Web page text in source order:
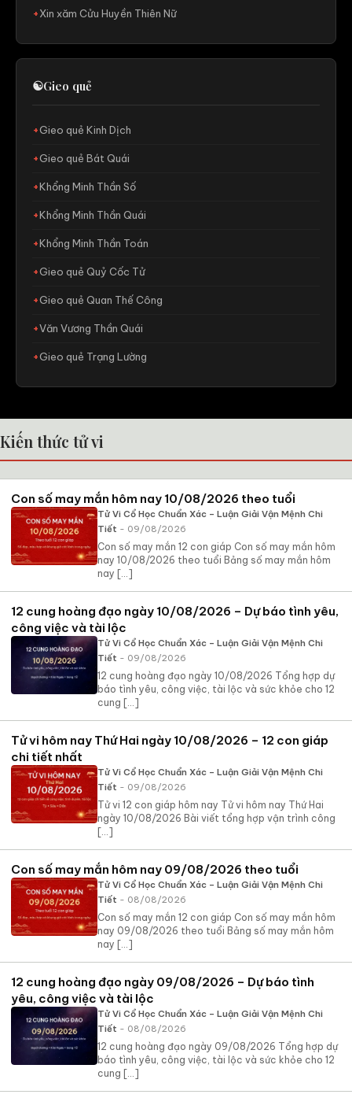
Xin xăm Cửu Huyền Thiên Nữ
☯Gieo quẻ
Gieo quẻ Kinh Dịch
Gieo quẻ Bát Quái
Khổng Minh Thần Số
Khổng Minh Thần Quái
Khổng Minh Thần Toán
Gieo quẻ Quỷ Cốc Tử
Gieo quẻ Quan Thế Công
Văn Vương Thần Quái
Gieo quẻ Trạng Lường
Kiến thức tử vi
Con số may mắn hôm nay 10/08/2026 theo tuổi
Tử Vi Cổ Học Chuẩn Xác – Luận Giải Vận Mệnh Chi
Tiết - 09/08/2026
Con số may mắn 12 con giáp Con số may mắn hôm
nay 10/08/2026 theo tuổi Bảng số may mắn hôm
nay [...]
12 cung hoàng đạo ngày 10/08/2026 – Dự báo tình yêu,
công việc và tài lộc
Tử Vi Cổ Học Chuẩn Xác – Luận Giải Vận Mệnh Chi
Tiết - 09/08/2026
12 cung hoàng đạo ngày 10/08/2026 Tổng hợp dự
báo tình yêu, công việc, tài lộc và sức khỏe cho 12
cung [...]
Tử vi hôm nay Thứ Hai ngày 10/08/2026 – 12 con giáp
chi tiết nhất
Tử Vi Cổ Học Chuẩn Xác – Luận Giải Vận Mệnh Chi
Tiết - 09/08/2026
Tử vi 12 con giáp hôm nay Tử vi hôm nay Thứ Hai
ngày 10/08/2026 Bài viết tổng hợp vận trình công
[...]
Con số may mắn hôm nay 09/08/2026 theo tuổi
Tử Vi Cổ Học Chuẩn Xác – Luận Giải Vận Mệnh Chi
Tiết - 08/08/2026
Con số may mắn 12 con giáp Con số may mắn hôm
nay 09/08/2026 theo tuổi Bảng số may mắn hôm
nay [...]
12 cung hoàng đạo ngày 09/08/2026 – Dự báo tình
yêu, công việc và tài lộc
Tử Vi Cổ Học Chuẩn Xác – Luận Giải Vận Mệnh Chi
Tiết - 08/08/2026
12 cung hoàng đạo ngày 09/08/2026 Tổng hợp dự
báo tình yêu, công việc, tài lộc và sức khỏe cho 12
cung [...]